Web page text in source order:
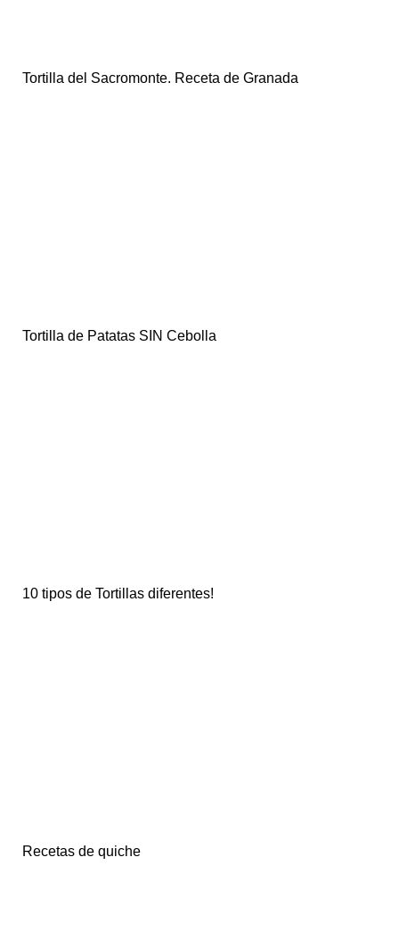
Tortilla del Sacromonte. Receta de Granada
Tortilla de Patatas SIN Cebolla
10 tipos de Tortillas diferentes!
Recetas de quiche